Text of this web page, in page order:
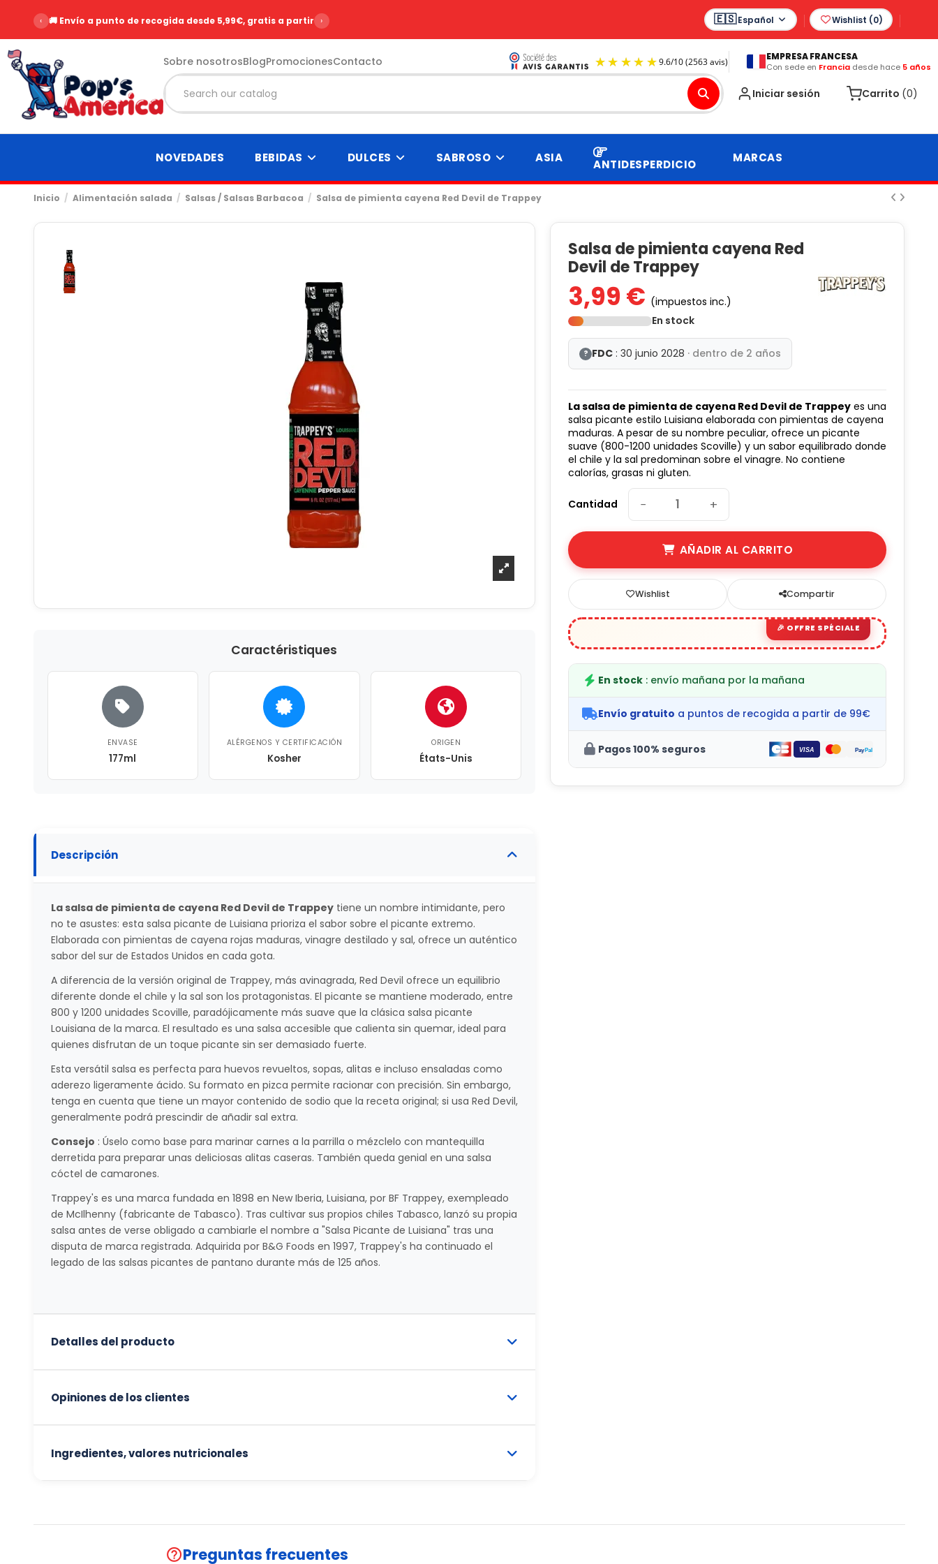
‹ 🚚 Envío a punto de recogida desde 5,99€, gratis a partir de 99€
› Español Wishlist (0)
Sobre nosotrosBlogPromocionesContacto
9.6/10 (2563 avis)
EMPRESA FRANCESA
Con sede en Franciadesde hace 5 años
Iniciar sesión Carrito (0)
NOVEDADES BEBIDAS DULCES SABROSO ASIA ANTIDESPERDICIO MARCAS
Inicio Alimentación salada Salsas / Salsas Barbacoa Salsa de pimienta cayena Red Devil de Trappey
Caractéristiques
ENVASE
177ml
ALÉRGENOS Y CERTIFICACIÓN
Kosher
ORIGEN
États-Unis
Descripción
La salsa de pimienta de cayena Red Devil de Trappeytiene un nombre intimidante, pero
no te asustes: esta salsa picante de Luisiana prioriza el sabor sobre el picante extremo.
Elaborada con pimientas de cayena rojas maduras, vinagre destilado y sal, ofrece un auténtico
sabor del sur de Estados Unidos en cada gota.
A diferencia de la versión original de Trappey, más avinagrada, Red Devil ofrece un equilibrio
diferente donde el chile y la sal son los protagonistas. El picante se mantiene moderado, entre
800 y 1200 unidades Scoville, paradójicamente más suave que la clásica salsa picante
Louisiana de la marca. El resultado es una salsa accesible que calienta sin quemar, ideal para
quienes disfrutan de un toque picante sin ser demasiado fuerte.
Esta versátil salsa es perfecta para huevos revueltos, sopas, alitas e incluso ensaladas como
aderezo ligeramente ácido. Su formato en pizca permite racionar con precisión. Sin embargo,
tenga en cuenta que tiene un mayor contenido de sodio que la receta original; si usa Red Devil,
generalmente podrá prescindir de añadir sal extra.
Consejo : Úselo como base para marinar carnes a la parrilla o mézclelo con mantequilla
derretida para preparar unas deliciosas alitas caseras. También queda genial en una salsa
cóctel de camarones.
Trappey's es una marca fundada en 1898 en New Iberia, Luisiana, por BFTrappey, exempleado
de McIlhenny (fabricante de Tabasco). Tras cultivar sus propios chiles Tabasco, lanzó su propia
salsa antes de verse obligado a cambiarle el nombre a "Salsa Picante de Luisiana" tras una
disputa de marca registrada. Adquirida por B&G Foods en 1997, Trappey's ha continuado el
legado de las salsas picantes de pantano durante más de 125 años.
Detalles del producto
Opiniones de los clientes
Ingredientes, valores nutricionales
Salsa de pimienta cayena Red
Devil de Trappey
3,99 € (impuestos inc.)
En stock
? FDC : 30 junio 2028 · dentro de 2 años
La salsa de pimienta de cayena Red Devil de Trappey es una
salsa picante estilo Luisiana elaborada con pimientas de cayena
maduras. A pesar de su nombre peculiar, ofrece un picante
suave (800-1200 unidades Scoville) y un sabor equilibrado donde
el chile y la sal predominan sobre el vinagre. No contiene
calorías, grasas ni gluten.
Cantidad − +
AÑADIR AL CARRITO
Wishlist Compartir
En stock : envío mañana por la mañana
Envío gratuito a puntos de recogida a partir de 99€
Pagos 100% seguros
help_outlinePreguntas frecuentes